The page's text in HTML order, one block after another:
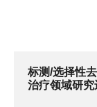
标测/选择性
治疗领域研究